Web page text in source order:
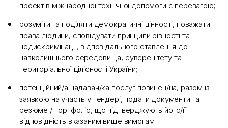
проектів міжнародної технічної допомоги є перевагою;
розуміти та поділяти демократичні цінності, поважати
права людини, сповідувати принципи рівності та
недискримінації, відповідального ставлення до
навколишнього середовища, суверенітету та
територіальної цілісності України;
потенційний/а надавач/ка послуг повинен/на, разом із
заявкою на участь у тендері, подати документи та
резюме / портфоліо, що підтверджують його/її
відповідність вказаним вище вимогам.